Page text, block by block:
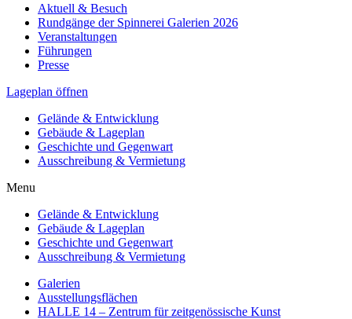
Aktuell & Besuch
Rundgänge der Spinnerei Galerien 2026
Veranstaltungen
Führungen
Presse
Lageplan öffnen
Gelände & Entwicklung
Gebäude & Lageplan
Geschichte und Gegenwart
Ausschreibung & Vermietung
Menu
Gelände & Entwicklung
Gebäude & Lageplan
Geschichte und Gegenwart
Ausschreibung & Vermietung
Galerien
Ausstellungsflächen
HALLE 14 – Zentrum für zeitgenössische Kunst